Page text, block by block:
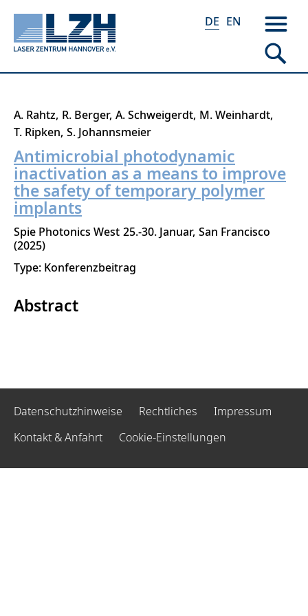
Direkt
zum
Inhalt
DE EN
A. Rahtz R. Berger A. Schweigerdt M. Weinhardt
T. Ripken S. Johannsmeier
Antimicrobial photodynamic
inactivation as a means to improve
the safety of temporary polymer
implants
Spie Photonics West 25.-30. Januar San Francisco
2025
Type: Konferenzbeitrag
Abstract
Datenschutzhinweise Rechtliches
Impressum
Kontakt & Anfahrt
Cookie-Einstellungen